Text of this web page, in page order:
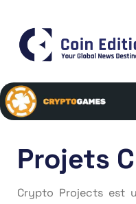
Projets
Crypto Projects est